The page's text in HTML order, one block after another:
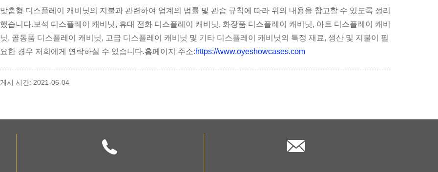
맞춤형 디스플레이 캐비닛의 지불과 관련하여 업계의 법률 및 관습 규칙에 따라 위의 내용을 참고할 수 있도록 정리
했습니다.보석 디스플레이 캐비닛, 휴대 전화 디스플레이 캐비닛, 화장품 디스플레이 캐비닛, 아트 디스플레이 캐비
닛, 골동품 디스플레이 캐비닛, 고급 디스플레이 캐비닛 및 기타 디스플레이 캐비닛의 특정 재료, 생산 및 지불이 필
요한 경우 저희에게 연락하실 수 있습니다.홈페이지 주소:https://www.oyeshowcases.com
게시 시간: 2021-06-04